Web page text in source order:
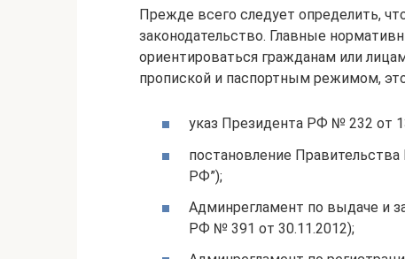
Прежде всего следует определить,
законодательство. Главные
ориентироваться гражданам или
пропиской и паспортным режимом,
указ Президента РФ № 232 от
постановление
РФ”);
Админрегламент по выдаче и
РФ № 391 от 30.11.2012);